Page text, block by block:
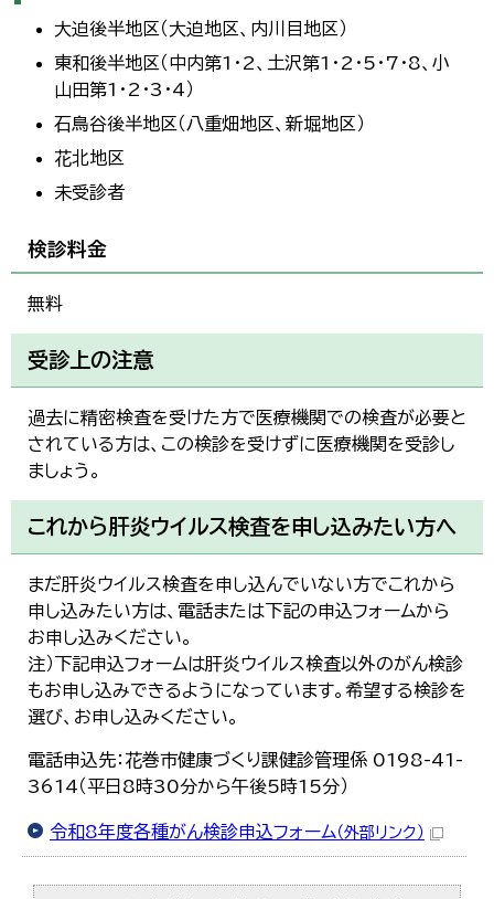
大迫後半地区（大迫地区、内川目地区）
東和後半地区（中内第1・2、土沢第1・2・5・7・8、小
山田第1・2・3・4）
石鳥谷後半地区（八重畑地区、新堀地区）
花北地区
未受診者
検診料金
無料
受診上の注意
過去に精密検査を受けた方で医療機関での検査が必要と
されている方は、この検診を受けずに医療機関を受診し
ましょう。
これから肝炎ウイルス検査を申し込みたい方へ
まだ肝炎ウイルス検査を申し込んでいない方でこれから
申し込みたい方は、電話または下記の申込フォームから
お申し込みください。
注）下記申込フォームは肝炎ウイルス検査以外のがん検診
もお申し込みできるようになっています。希望する検診を
選び、お申し込みください。
電話申込先：花巻市健康づくり課健診管理係 0198-41-
3614（平日8時30分から午後5時15分）
令和8年度各種がん検診申込フォーム （外部リンク）